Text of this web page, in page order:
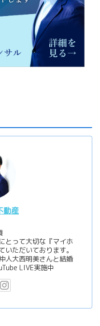
動産
とって大切な『マイホ
ただいております。
人大西明美さんと結婚
LIVE実施中